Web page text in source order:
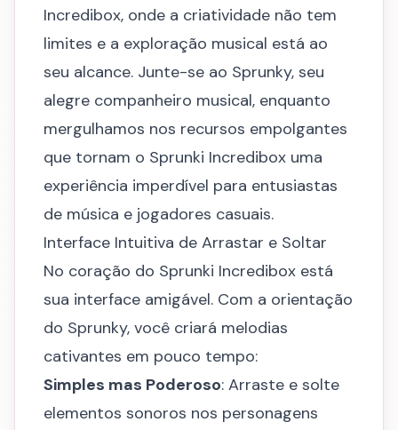
Incredibox, onde a criatividade não tem
limites e a exploração musical está ao
seu alcance. Junte-se ao Sprunky, seu
alegre companheiro musical, enquanto
mergulhamos nos recursos empolgantes
que tornam o Sprunki Incredibox uma
experiência imperdível para entusiastas
de música e jogadores casuais.
Interface Intuitiva de Arrastar e Soltar
No coração do Sprunki Incredibox está
sua interface amigável. Com a orientação
do Sprunky, você criará melodias
cativantes em pouco tempo:
Simples mas Poderoso: Arraste e solte
elementos sonoros nos personagens